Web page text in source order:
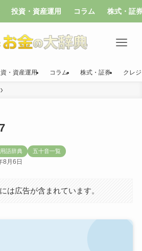
投資・資産運用 コラム 株式・証
・資産運用 コラム 株式・証券 クレ
用語辞典 五十音一覧
8月6日
は広告が含まれています。